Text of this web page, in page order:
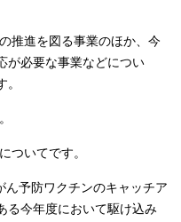
推進を図る事業のほか、今
が必要な事業などについ
ついてです。
予防ワクチンのキャッチア
る今年度において駆け込み